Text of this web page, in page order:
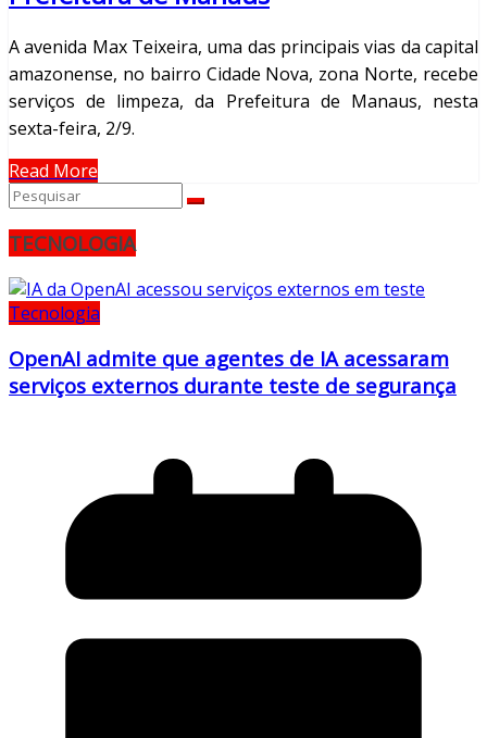
A avenida Max Teixeira, uma das principais vias da capital
amazonense, no bairro Cidade Nova, zona Norte, recebe
serviços de limpeza, da Prefeitura de Manaus, nesta
sexta-feira, 2/9.
Read More
TECNOLOGIA
Tecnologia
OpenAI admite que agentes de IA acessaram
serviços externos durante teste de segurança